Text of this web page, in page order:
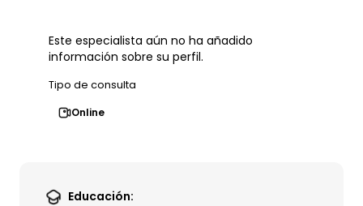
Este especialista aún no ha añadido
información sobre su perfil.
Tipo de consulta
Online
Educación: